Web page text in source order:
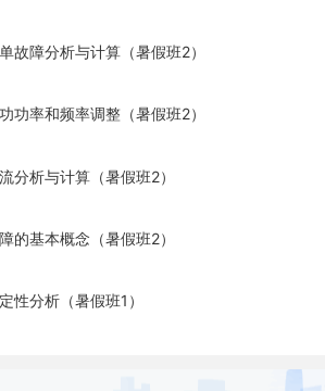
故障分析与计算（暑假班2）
功率和频率调整（暑假班2）
分析与计算（暑假班2）
的基本概念（暑假班2）
性分析（暑假班1）